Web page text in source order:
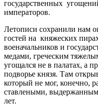
государственных
императоров.
Летописи сохранили нам
гостей на княжеских
военачальников и
медами, греческим
угощался не в палатах, а
подворье князя. Там
который не мог, конечно,
ставлеными,
лет.